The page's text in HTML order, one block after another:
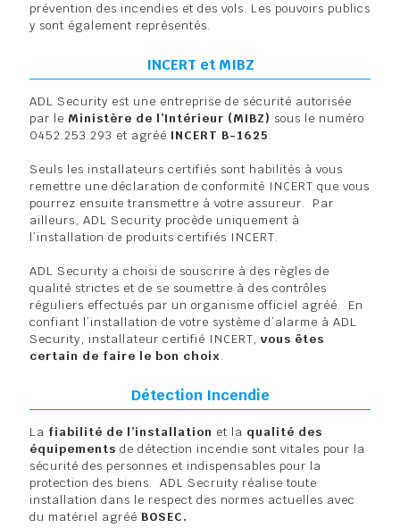
prévention des incendies et des vols. Les pouvoirs publics
y sont également représentés.
INCERT et MIBZ
ADL Security est une entreprise de sécurité autorisée
par le Ministère de l’Intérieur (MIBZ) sous le numéro
0452.253.293 et agréé INCERT B-1625.
Seuls les installateurs certifiés sont habilités à vous
remettre une déclaration de conformité INCERT que vous
pourrez ensuite transmettre à votre assureur. Par
ailleurs, ADL Security procède uniquement à
l’installation de produits certifiés INCERT.
ADL Security a choisi de souscrire à des règles de
qualité strictes et de se soumettre à des contrôles
réguliers effectués par un organisme officiel agréé. En
confiant l’installation de votre système d’alarme à ADL
Security, installateur certifié INCERT, vous êtes
certain de faire le bon choix.
Détection Incendie
La fiabilité de l’installation et la qualité des
équipements de détection incendie sont vitales pour la
sécurité des personnes et indispensables pour la
protection des biens. ADL Secruity réalise toute
installation dans le respect des normes actuelles avec
du matériel agréé BOSEC.